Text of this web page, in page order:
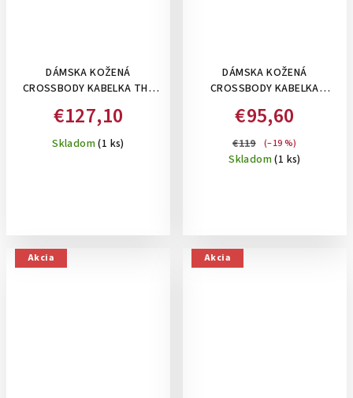
DÁMSKA KOŽENÁ
CROSSBODY KABELKA THE
KOŇAKOVÁ
€127,10
Skladom(1 ks)
DÁMSKA KOŽENÁ
CROSSBODY KABELKA
, ŽLTÁ
€95,60
€119 (–19 %)
Skladom(1 ks)
Akcia Akcia